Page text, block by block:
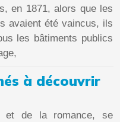
en 1871, alors que les
avaient été vaincus, ils
les bâtiments publics
à découvrir
et de la romance, se